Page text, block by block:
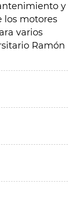
y
los motores
varios
Ramón